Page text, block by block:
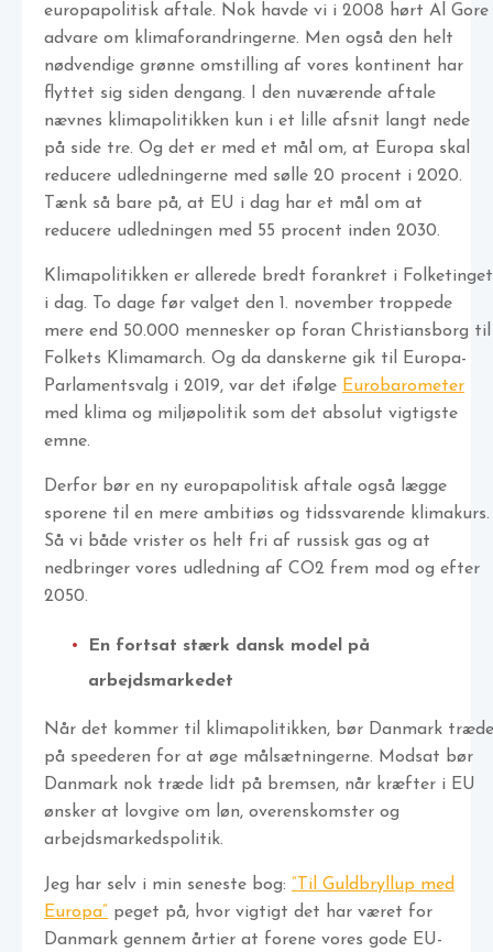
europapolitisk aftale. Nok havde vi i 2008 hørt Al Gore
advare om klimaforandringerne. Men også den helt
nødvendige grønne omstilling af vores kontinent har
flyttet sig siden dengang. I den nuværende aftale
nævnes klimapolitikken kun i et lille afsnit langt nede
på side tre. Og det er med et mål om, at Europa skal
reducere udledningerne med sølle 20 procent i 2020.
Tænk så bare på, at EU i dag har et mål om at
reducere udledningen med 55 procent inden 2030.
Klimapolitikken er allerede bredt forankret i Folketinget
i dag. To dage før valget den 1. november troppede
mere end 50.000 mennesker op foran Christiansborg til
Folkets Klimamarch. Og da danskerne gik til Europa-
Parlamentsvalg i 2019, var det ifølge Eurobarometer
med klima og miljøpolitik som det absolut vigtigste
emne.
Derfor bør en ny europapolitisk aftale også lægge
sporene til en mere ambitiøs og tidssvarende klimakurs.
Så vi både vrister os helt fri af russisk gas og at
nedbringer vores udledning af CO2 frem mod og efter
2050.
En fortsat stærk dansk model på
arbejdsmarkedet
Når det kommer til klimapolitikken, bør Danmark træde
på speederen for at øge målsætningerne. Modsat bør
Danmark nok træde lidt på bremsen, når kræfter i EU
ønsker at lovgive om løn, overenskomster og
arbejdsmarkedspolitik.
Jeg har selv i min seneste bog: ”Til Guldbryllup med
Europa” peget på, hvor vigtigt det har været for
Danmark gennem årtier at forene vores gode EU-